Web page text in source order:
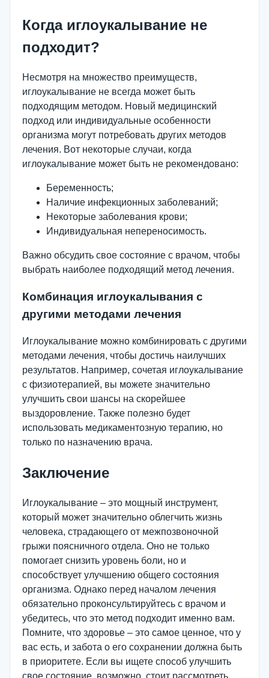
Когда иглоукалывание не
подходит?
Несмотря на множество преимуществ,
иглоукалывание не всегда может быть
подходящим методом. Новый медицинский
подход или индивидуальные особенности
организма могут потребовать других методов
лечения. Вот некоторые случаи, когда
иглоукалывание может быть не рекомендовано:
Беременность;
Наличие инфекционных заболеваний;
Некоторые заболевания крови;
Индивидуальная непереносимость.
Важно обсудить свое состояние с врачом, чтобы
выбрать наиболее подходящий метод лечения.
Комбинация иглоукалывания с
другими методами лечения
Иглоукалывание можно комбинировать с другими
методами лечения, чтобы достичь наилучших
результатов. Например, сочетая иглоукалывание
с физиотерапией, вы можете значительно
улучшить свои шансы на скорейшее
выздоровление. Также полезно будет
использовать медикаментозную терапию, но
только по назначению врача.
Заключение
Иглоукалывание – это мощный инструмент,
который может значительно облегчить жизнь
человека, страдающего от межпозвоночной
грыжи поясничного отдела. Оно не только
помогает снизить уровень боли, но и
способствует улучшению общего состояния
организма. Однако перед началом лечения
обязательно проконсультируйтесь с врачом и
убедитесь, что это метод подходит именно вам.
Помните, что здоровье – это самое ценное, что у
вас есть, и забота о его сохранении должна быть
в приоритете. Если вы ищете способ улучшить
свое состояние, возможно, стоит рассмотреть